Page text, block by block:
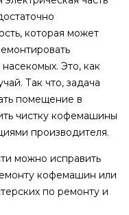
которая может
Это, как
Так что, задача
помещение в
чистку кофемашины
производителя.
можно исправить
кофемашин или
по ремонту и